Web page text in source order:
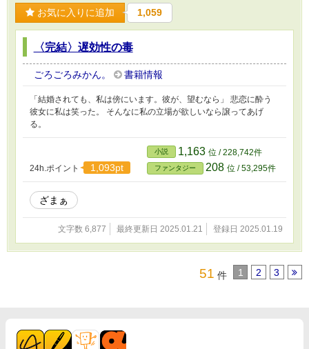
お気に入りに追加 1,059
〈完結〉遅効性の毒
ごろごろみかん。 書籍情報
「結婚されても、私は傍にいます。彼が、望むなら」 悲恋に酔う
彼女に私は笑った。 そんなに私の立場が欲しいなら譲ってあげ
る。
24h.ポイント 1,093pt
小説 1,163 位 / 228,742件
ファンタジー 208 位 / 53,295件
ざまぁ
文字数 6,877 最終更新日 2025.01.21 登録日 2025.01.19
51 件 1 2 3